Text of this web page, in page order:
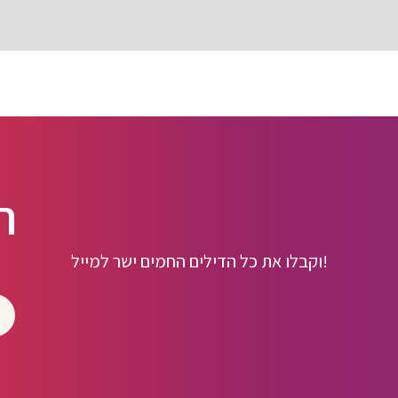
וקבלו את כל הדילים החמים ישר למייל!